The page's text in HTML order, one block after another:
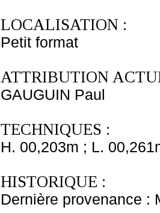
LOCALISATION :
Petit format
ATTRIBUTION
GAUGUIN Paul
TECHNIQUES :
H. 00,203m ; L.
HISTORIQUE :
Dernière provenance :